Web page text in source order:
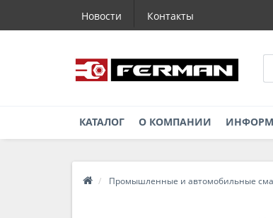
Новости Контакты
КАТАЛОГ О КОМПАНИИ
Промышленные и автомобильные